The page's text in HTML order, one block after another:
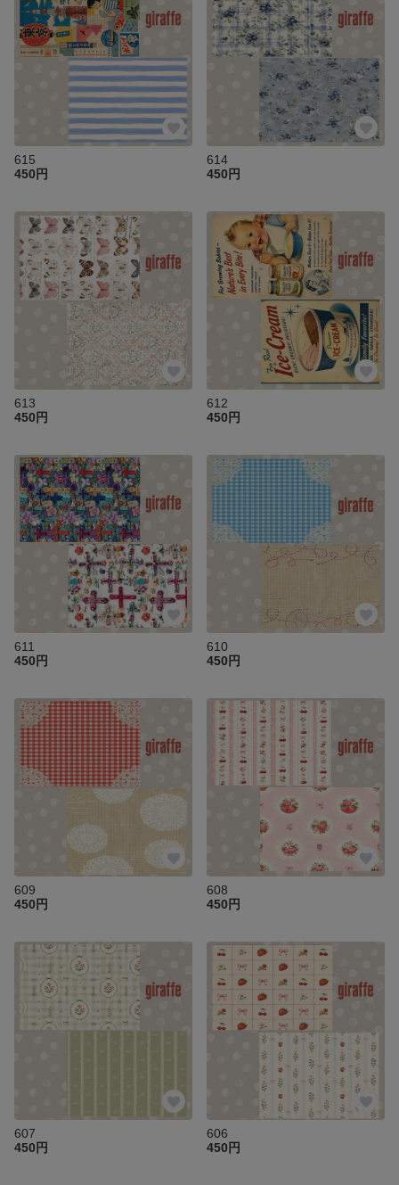
615
450円
614
450円
613
450円
612
450円
611
450円
610
450円
609
450円
608
450円
607
450円
606
450円